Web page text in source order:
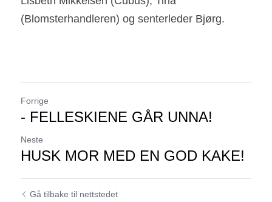
(Blomsterhandleren) og senterleder Bjørg.
Forrige
- FELLESKIENE GÅR UNNA!
Neste
HUSK MOR MED EN GOD KAKE!
Gå tilbake til nettstedet